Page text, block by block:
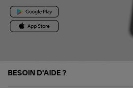
BESOIN D'AIDE ?